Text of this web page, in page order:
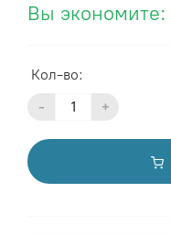
Вы экономите:
Кол-во:
- +